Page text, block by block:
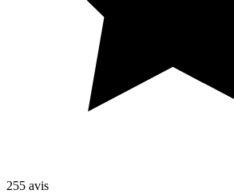
255 avis